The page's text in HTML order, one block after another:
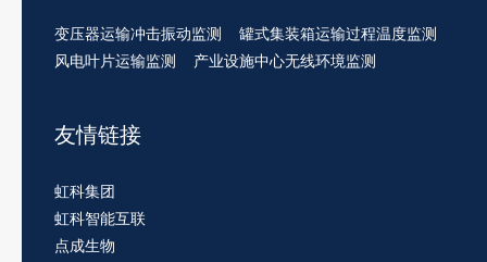
变压器运输冲击振动监测
罐式集装箱运输过程温度监测
风电叶片运输监测
产业设施中心无线环境监测
友情链接
虹科集团
虹科智能互联
点成生物